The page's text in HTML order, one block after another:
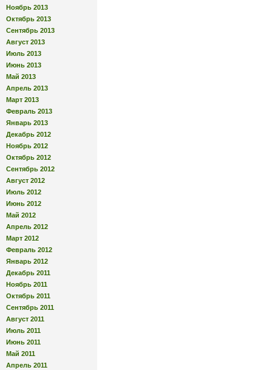
Ноябрь 2013
Октябрь 2013
Сентябрь 2013
Август 2013
Июль 2013
Июнь 2013
Май 2013
Апрель 2013
Март 2013
Февраль 2013
Январь 2013
Декабрь 2012
Ноябрь 2012
Октябрь 2012
Сентябрь 2012
Август 2012
Июль 2012
Июнь 2012
Май 2012
Апрель 2012
Март 2012
Февраль 2012
Январь 2012
Декабрь 2011
Ноябрь 2011
Октябрь 2011
Сентябрь 2011
Август 2011
Июль 2011
Июнь 2011
Май 2011
Апрель 2011